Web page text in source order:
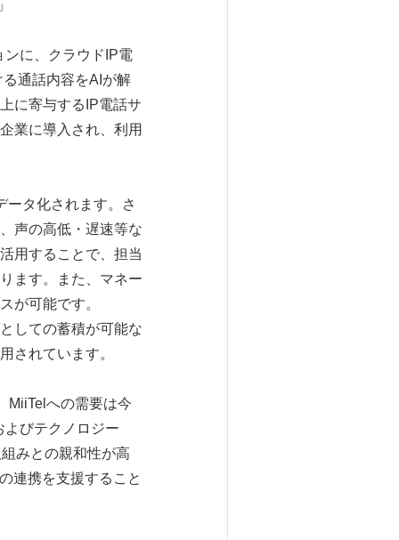
に、クラウドIP電
通話内容をAIが解
に寄与するIP電話サ
業に導入され、利用
タ化されます。さ
声の高低・遅速等な
用することで、担当
ます。また、マネー
が可能です。
しての蓄積が可能な
されています。
MiiTelへの需要は今
びテクノロジー
みとの親和性が高
連携を支援すること